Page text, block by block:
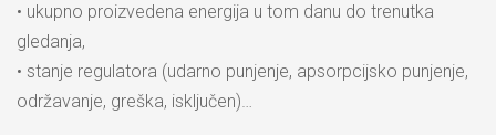
• ukupno proizvedena energija u tom danu do trenutka
gledanja,
• stanje regulatora (udarno punjenje, apsorpcijsko punjenje,
održavanje, greška, isključen)…